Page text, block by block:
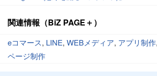
関連情報（BiZ PAGE＋）
eコマース, LINE, WEBメディア, アプリ制作,
ページ制作